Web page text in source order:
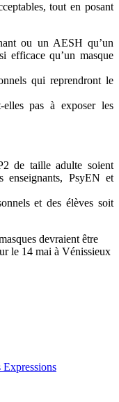
tout en posant
ou un AESH qu’un
efficace qu’un masque
qui reprendront le
elles pas à exposer les
de taille adulte soient
enseignants, PsyEN et
et des élèves soit
devraient être
le 14 mai à Vénissieux